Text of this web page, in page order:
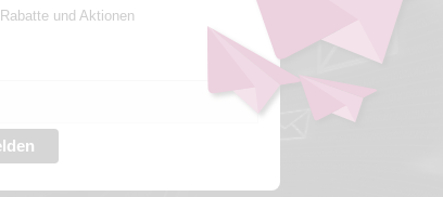
und Aktionen